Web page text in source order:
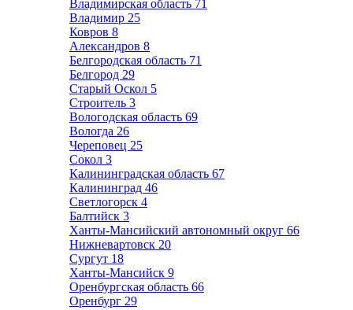
Владимирская область 71
Владимир 25
Ковров 8
Александров 8
Белгородская область 71
Белгород 29
Старый Оскол 5
Строитель 3
Вологодская область 69
Вологда 26
Череповец 25
Сокол 3
Калининградская область 67
Калининград 46
Светлогорск 4
Балтийск 3
Ханты-Мансийский автономный округ 66
Нижневартовск 20
Сургут 18
Ханты-Мансийск 9
Оренбургская область 66
Оренбург 29